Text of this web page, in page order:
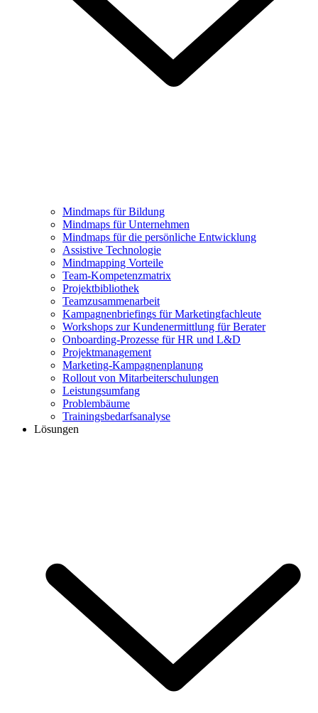
Mindmaps für Bildung
Mindmaps für Unternehmen
Mindmaps für die persönliche Entwicklung
Assistive Technologie
Mindmapping Vorteile
Team-Kompetenzmatrix
Projektbibliothek
Teamzusammenarbeit
Kampagnenbriefings für Marketingfachleute
Workshops zur Kundenermittlung für Berater
Onboarding-Prozesse für HR und L&D
Projektmanagement
Marketing-Kampagnenplanung
Rollout von Mitarbeiterschulungen
Leistungsumfang
Problembäume
Trainingsbedarfsanalyse
Lösungen